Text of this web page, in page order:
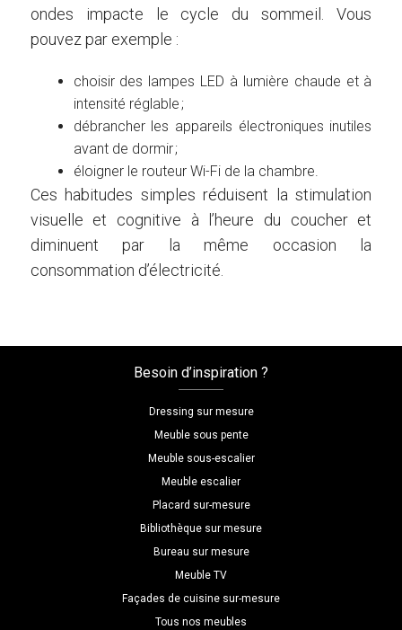
ondes impacte le cycle du sommeil. Vous
pouvez par exemple :
choisir des lampes LED à lumière chaude et à
intensité réglable ;
débrancher les appareils électroniques inutiles
avant de dormir ;
éloigner le routeur Wi-Fi de la chambre.
Ces habitudes simples réduisent la stimulation
visuelle et cognitive à l’heure du coucher et
diminuent par la même occasion la
consommation d’électricité.
Besoin d’inspiration ?
Dressing sur mesure
Meuble sous pente
Meuble sous-escalier
Meuble escalier
Placard sur-mesure
Bibliothèque sur mesure
Bureau sur mesure
Meuble TV
Façades de cuisine sur-mesure
Tous nos meubles